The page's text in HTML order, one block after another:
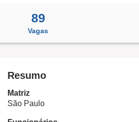
89
Vagas
Resumo
Matriz
São Paulo